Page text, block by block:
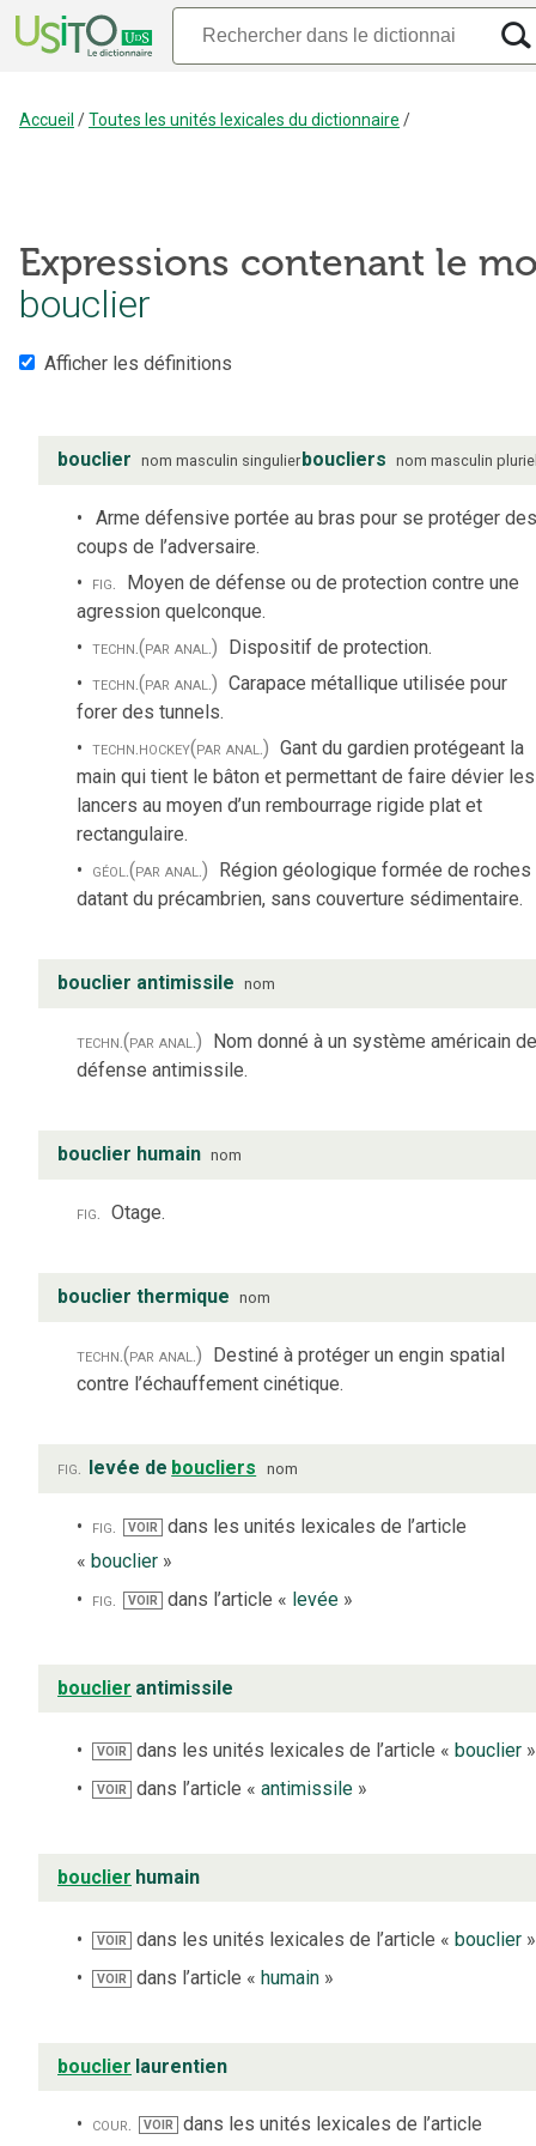
Accueil /Toutes les unités lexicales du dictionnaire /
Expressions contenant le
bouclier
Afficher les définitions
bouclier nom masculin singulierboucliers nom masculin
Arme défensive portée au bras pour se protéger
coups de l’adversaire.
fig. Moyen de défense ou de protection contre une
agression quelconque.
techn.(par anal.) Dispositif de protection.
techn.(par anal.) Carapace métallique utilisée pour
forer des tunnels.
techn.hockey(par anal.) Gant du gardien protégeant la
main qui tient le bâton et permettant de faire dévier les
lancers au moyen d’un rembourrage rigide plat et
rectangulaire.
géol.(par anal.) Région géologique formée de roches
datant du précambrien, sans couverture sédimentaire.
bouclier antimissile nom
techn.(par anal.) Nom donné à un système américain de
défense antimissile.
bouclier humain nom
fig. Otage.
bouclier thermique nom
techn.(par anal.) Destiné à protéger un engin spatial
contre l’échauffement cinétique.
fig. levée de boucliers nom
fig. VOIR dans les unités lexicales de l’article
« bouclier »
fig.
VOIR dans l’article « levée»
bouclier antimissile
VOIR dans les unités lexicales de l’article «bouclier »
VOIR dans l’article «antimissile »
bouclier humain
VOIR dans les unités lexicales de l’article «bouclier »
VOIR dans l’article «humain »
bouclier laurentien
cour. VOIR dans les unités lexicales de l’article